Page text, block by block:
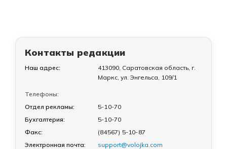
Контакты редакции
Наш адрес:
413090, Саратовская область, г.
Маркс, ул. Энгельса, 109/1
Телефоны:
Отдел рекламы:
5-10-70
Бухгалтерия:
5-10-70
Факс:
(84567) 5-10-87
Электронная почта:
support@volojka.com